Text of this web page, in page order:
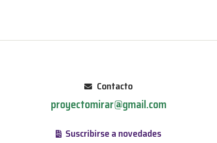
Contacto
proyectomirar@gmail.com
Suscribirse a novedades